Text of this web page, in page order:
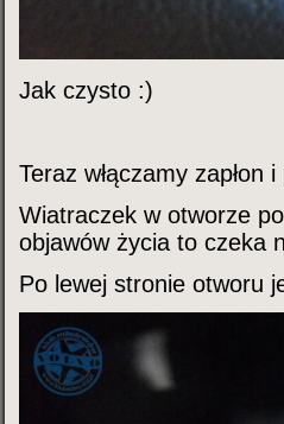
Jak czysto :)
Teraz włączamy
Wiatraczek w otworze
objawów życia to czeka
Po lewej stronie otworu